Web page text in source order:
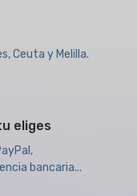
Ceuta y Melilla.
eliges
bancaria...